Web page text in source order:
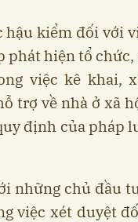
hậu kiểm đối với
phát hiện tổ
việc kê khai,
trợ về nhà ở xã
định của pháp
những chủ đầu
việc xét duyệt